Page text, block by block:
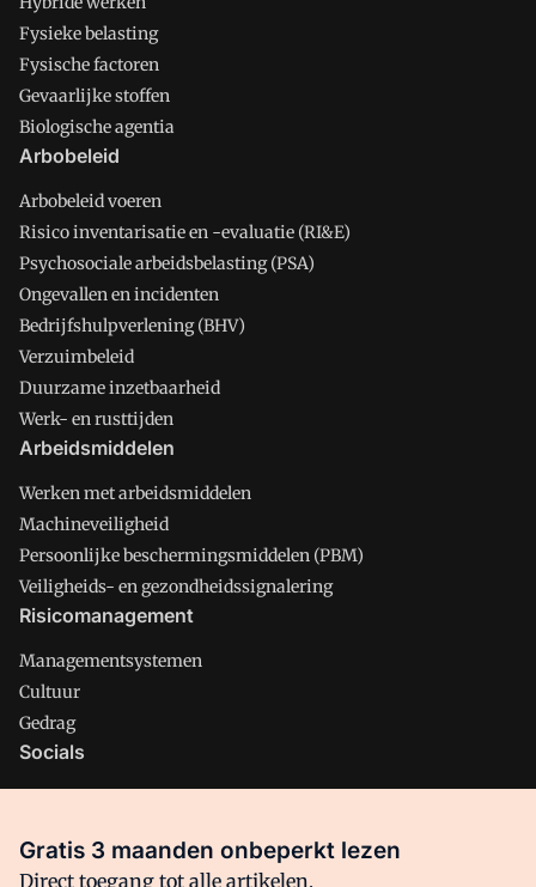
Fysieke belasting
Fysische factoren
Gevaarlijke stoffen
Biologische agentia
Arbobeleid
Arbobeleid voeren
Risico inventarisatie en -evaluatie (RI&E)
Psychosociale arbeidsbelasting (PSA)
Ongevallen en incidenten
Bedrijfshulpverlening (BHV)
Verzuimbeleid
Duurzame inzetbaarheid
Werk- en rusttijden
Arbeidsmiddelen
Werken met arbeidsmiddelen
Machineveiligheid
Persoonlijke beschermingsmiddelen (PBM)
Veiligheids- en gezondheidssignalering
Risicomanagement
Managementsystemen
Cultuur
Gedrag
Socials
Facebook
Gratis 3 maanden onbeperkt lezen
Direct toegang tot alle artikelen,